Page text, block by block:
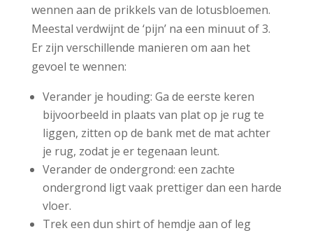
wennen aan de prikkels van de lotusbloemen.
Meestal verdwijnt de ‘pijn’ na een minuut of 3.
Er zijn verschillende manieren om aan het
gevoel te wennen:
Verander je houding: Ga de eerste keren
bijvoorbeeld in plaats van plat op je rug te
liggen, zitten op de bank met de mat achter
je rug, zodat je er tegenaan leunt.
Verander de ondergrond: een zachte
ondergrond ligt vaak prettiger dan een harde
vloer.
Trek een dun shirt of hemdje aan of leg